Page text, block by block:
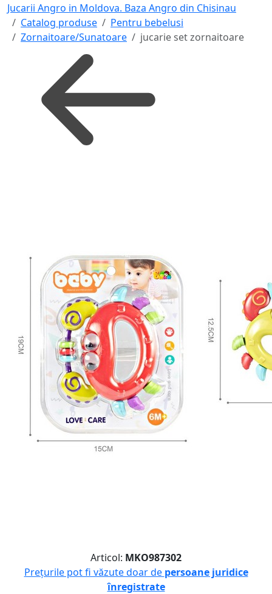
Jucarii Angro in Moldova. Baza Angro din Chisinau
Catalog produse
Pentru bebelusi
Zornaitoare/Sunatoare
jucarie set zornaitoare
Articol: MKO987302
Prețurile pot fi văzute doar de persoane juridice
înregistrate